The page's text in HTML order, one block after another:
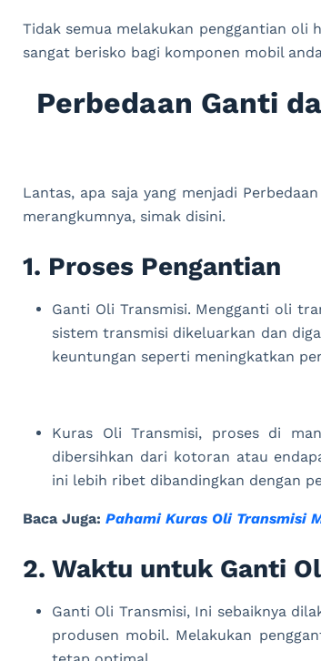
Tidak semua melakukan penggantian oli
sangat berisko bagi komponen mobil
Perbedaan Ganti
Lantas, apa saja yang menjadi
merangkumnya, simak disini.
1. Proses Pengantian
Ganti Oli Transmisi. Mengganti oli
sistem transmisi dikeluarkan dan
keuntungan seperti meningkatkan
Kuras Oli Transmisi, proses di
dibersihkan dari kotoran atau
ini lebih ribet dibandingkan dengan
Baca Juga: Pahami Kuras Oli Transmisi
2. Waktu untuk Ganti
Ganti Oli Transmisi, Ini sebaiknya
produsen mobil. Melakukan